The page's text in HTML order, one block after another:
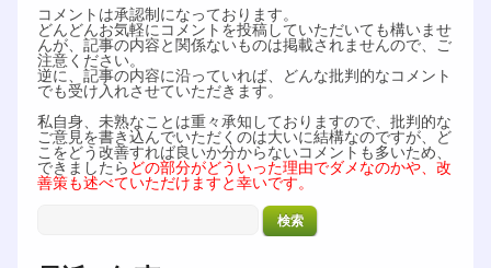
コメントは承認制になっております。
どんどんお気軽にコメントを投稿していただいても構いませ
んが、記事の内容と関係ないものは掲載されませんので、ご
注意ください。
逆に、記事の内容に沿っていれば、どんな批判的なコメント
でも受け入れさせていただきます。
私自身、未熟なことは重々承知しておりますので、批判的な
ご意見を書き込んでいただくのは大いに結構なのですが、ど
こをどう改善すれば良いか分からないコメントも多いため、
できましたら どの部分がどういった理由でダメなのかや、改
善策も述べていただけますと幸いです。